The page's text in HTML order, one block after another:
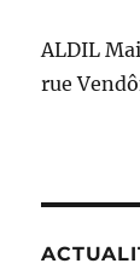
ALDIL
rue